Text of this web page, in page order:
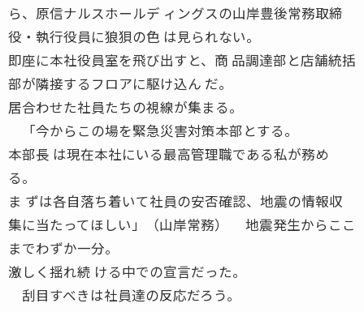
ら、原信ナルスホールデ ィングスの山岸豊後常務取締
役・執行役員に狼狽の色 は見られない。
即座に本社役員室を飛び出すと、商 品調達部と店舗統括
部が隣接するフロアに駆け込ん だ。
居合わせた社員たちの視線が集まる。
「今からこの場を緊急災害対策本部とする。
本部長 は現在本社にいる最高管理職である私が務め
る。
ま ずは各自落ち着いて社員の安否確認、地震の情報収
集に当たってほしい」（山岸常務） 地震発生からここ
までわずか一分。
激しく揺れ続 ける中での宣言だった。
刮目すべきは社員達の反応だろう。